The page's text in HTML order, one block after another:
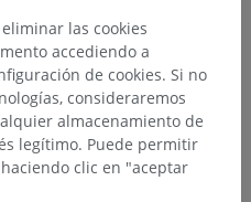
> Abdomen>
las cookies
accediendo a
de cookies. Si no
consideraremos
almacenamiento de
legítimo. Puede permitir
clic en "aceptar